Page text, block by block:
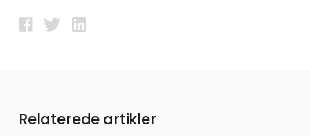
Relaterede artikler